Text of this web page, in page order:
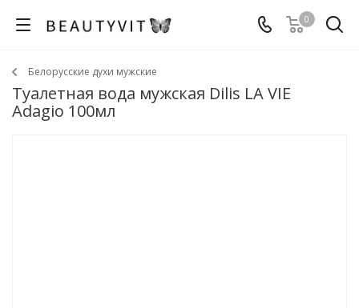
0
Белорусские духи мужские
Туалетная вода мужская Dilis LA VIE
Adagio 100мл